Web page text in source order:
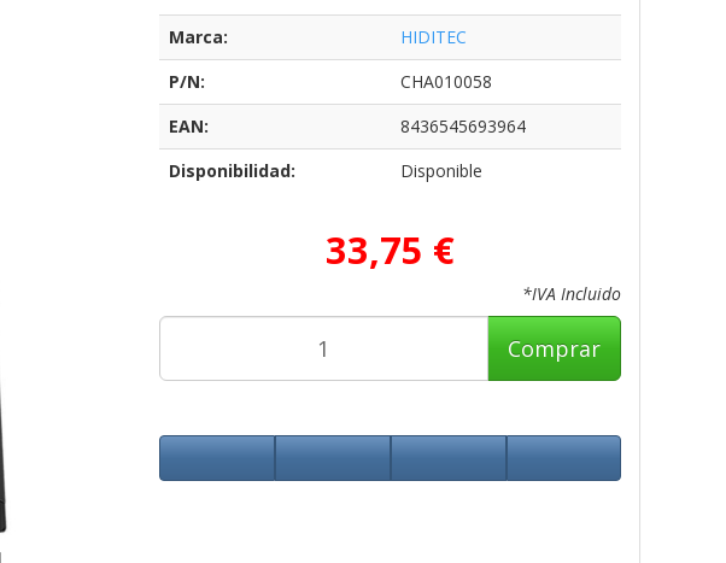
Marca:
HIDITEC
P/N:
CHA010058
EAN:
8436545693964
Disponibilidad:
Disponible
33,75 €
*IVA Incluido
Comprar